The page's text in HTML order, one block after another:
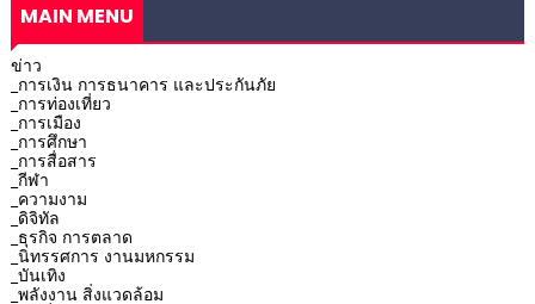
MAIN MENU
ข่าว
_การเงิน การธนาคาร และประกันภัย
_การท่องเที่ยว
_การเมือง
_การศึกษา
_การสื่อสาร
_กีฬา
_ความงาม
_ดิจิทัล
_ธุรกิจ การตลาด
_นิทรรศการ งานมหกรรม
_บันเทิง
_พลังงาน สิ่งแวดล้อม